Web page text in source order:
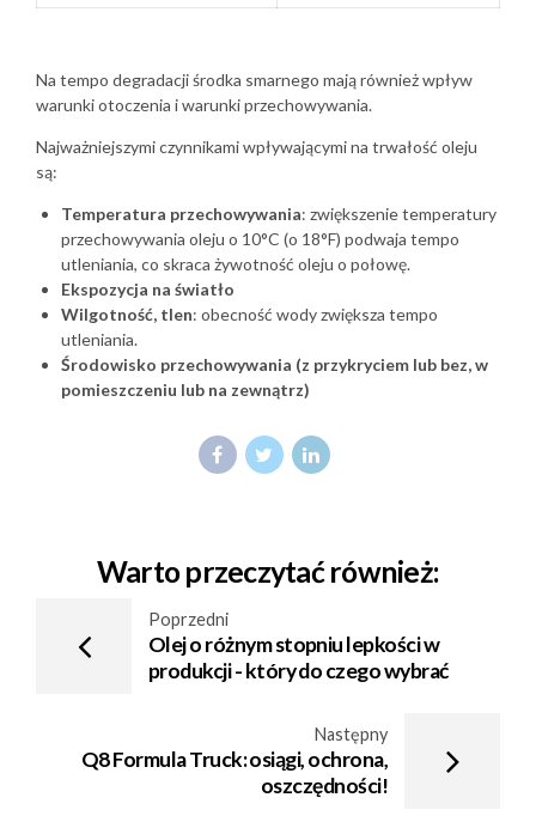
Na tempo degradacji środka smarnego mają również wpływ
warunki otoczenia i warunki przechowywania.
Najważniejszymi czynnikami wpływającymi na trwałość oleju
są:
Temperatura przechowywania: zwiększenie temperatury
przechowywania oleju o 10°C (o 18°F) podwaja tempo
utleniania, co skraca żywotność oleju o połowę.
Ekspozycja na światło
Wilgotność, tlen: obecność wody zwiększa tempo
utleniania.
Środowisko przechowywania (z przykryciem lub bez, w
pomieszczeniu lub na zewnątrz)
Warto przeczytać również:
Poprzedni
Olej o różnym stopniu lepkości w
produkcji - który do czego wybrać
Następny
Q8 Formula Truck: osiągi, ochrona,
oszczędności!